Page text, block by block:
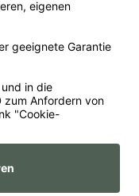
Barrierefreiheit